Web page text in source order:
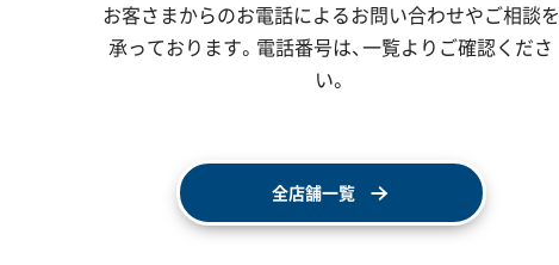
お客さまからのお電話によるお問い合わせやご相談を
承っております。電話番号は、一覧よりご確認くださ
い。
全店舗一覧